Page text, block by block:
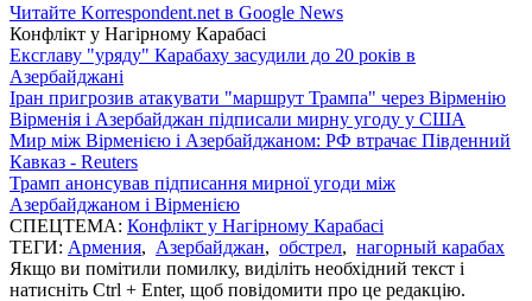
Читайте Korrespondent.net в Google News
Конфлікт у Нагірному Карабасі
Ексглаву "уряду" Карабаху засудили до 20 років в
Азербайджані
Іран пригрозив атакувати "маршрут Трампа" через Вірменію
Вірменія і Азербайджан підписали мирну угоду у США
Мир між Вірменією і Азербайджаном: РФ втрачає Південний
Кавказ - Reuters
Трамп анонсував підписання мирної угоди між
Азербайджаном і Вірменією
СПЕЦТЕМА: Конфлікт у Нагірному Карабасі
ТЕГИ: Армения, Азербайджан, обстрел, нагорный карабах
Якщо ви помітили помилку, виділіть необхідний текст і
натисніть Ctrl + Enter, щоб повідомити про це редакцію.